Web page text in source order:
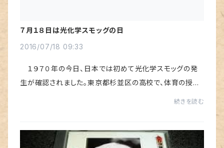
７月１８日は光化学スモッグの日
2016/07/18 09:33
１９７０年の今日、日本では初めて光化学スモッグの発
生が確認されました。東京都杉並区の高校で、体育の授業
続きを読む